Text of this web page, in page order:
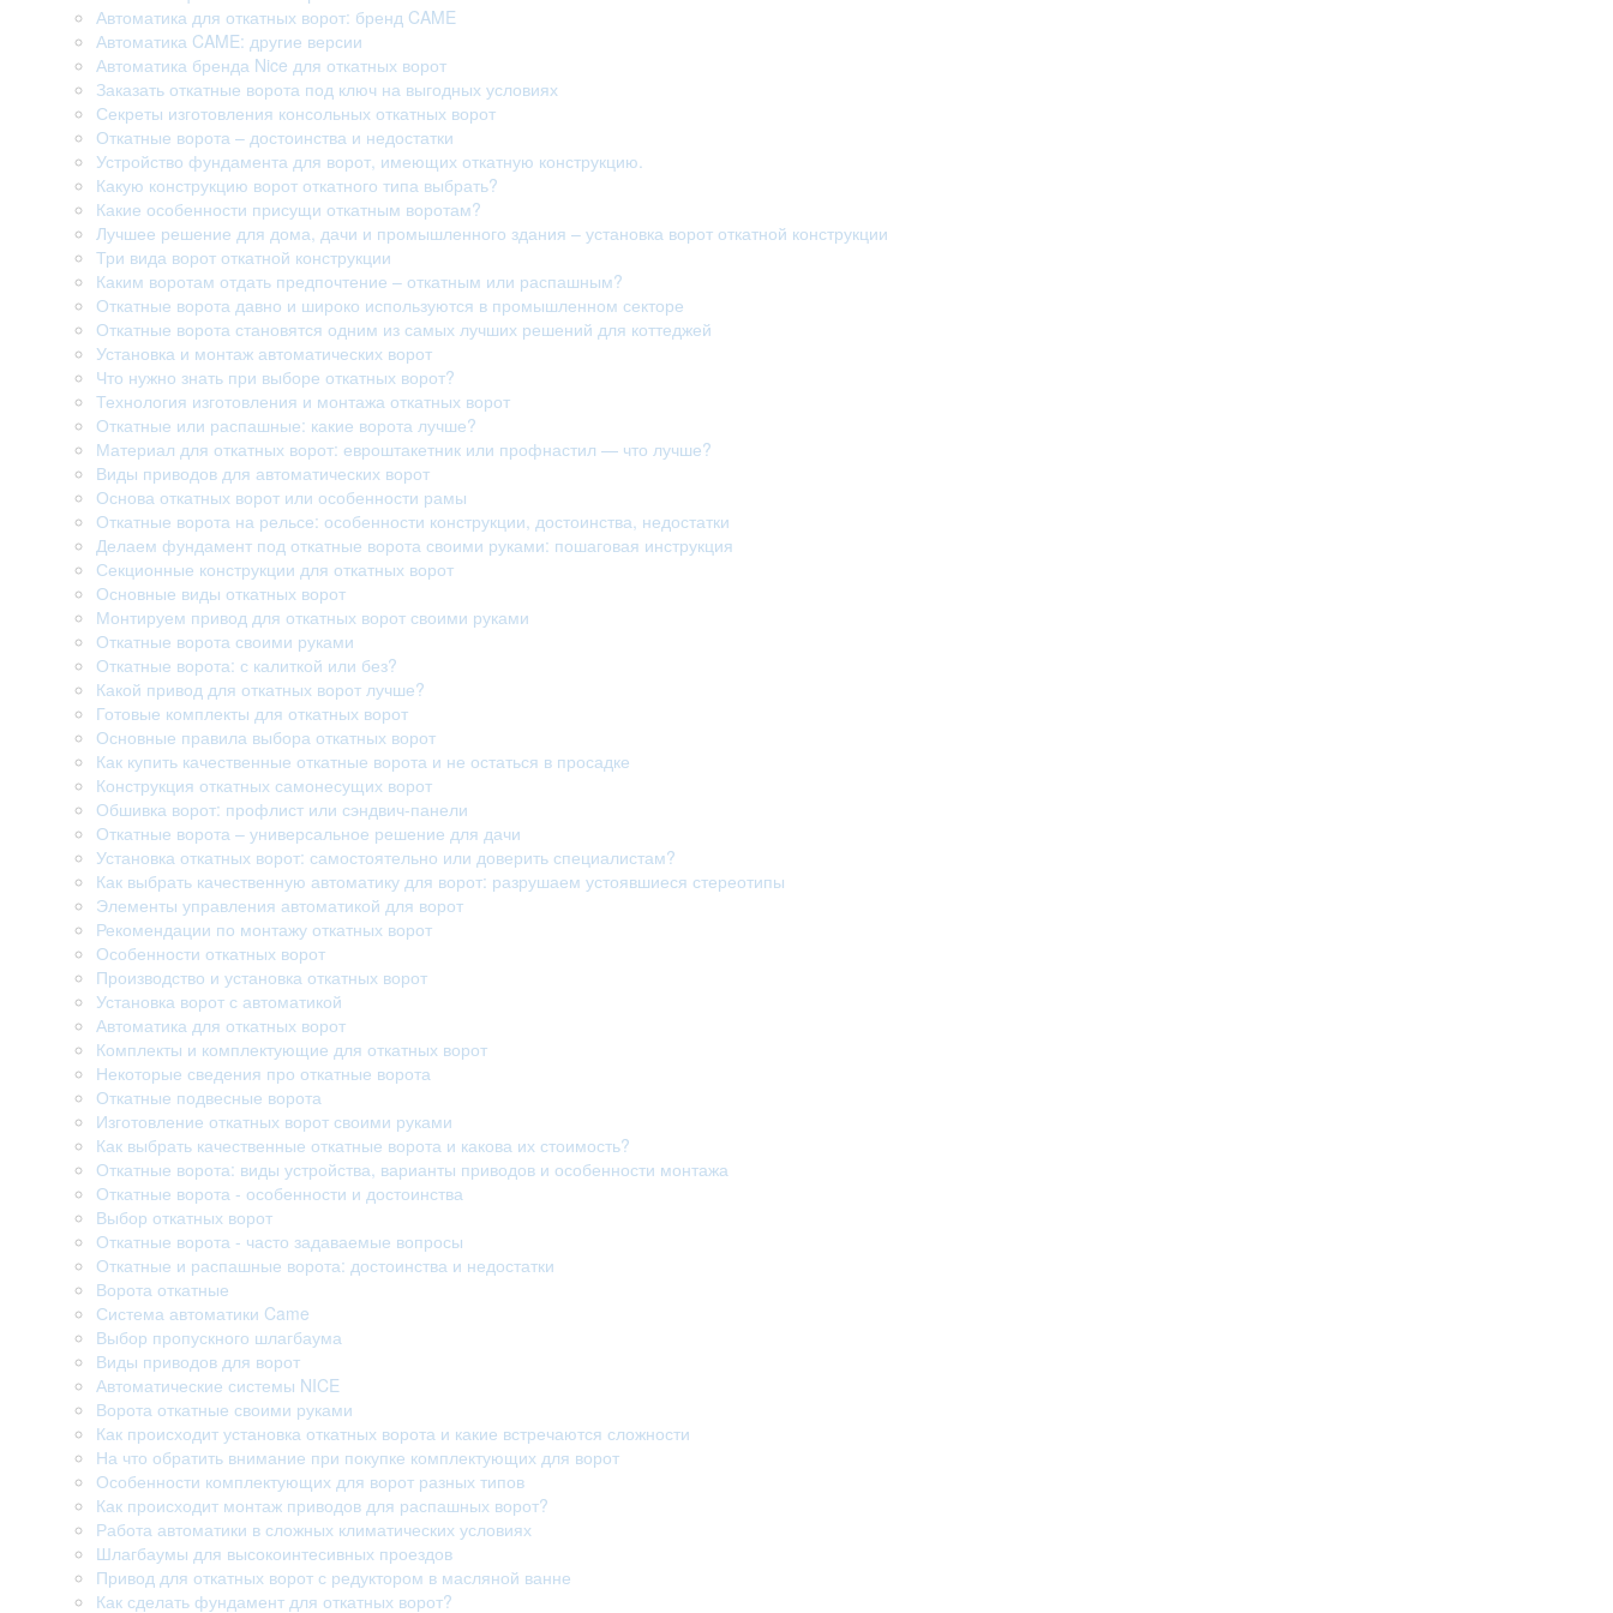
Автоматика для откатных ворот: бренд CAME
Автоматика CAME: другие версии
Автоматика бренда Nice для откатных ворот
Заказать откатные ворота под ключ на выгодных условиях
Секреты изготовления консольных откатных ворот
Откатные ворота – достоинства и недостатки
Устройство фундамента для ворот, имеющих откатную конструкцию.
Какую конструкцию ворот откатного типа выбрать?
Какие особенности присущи откатным воротам?
Лучшее решение для дома, дачи и промышленного здания – установка ворот откатной конструкции
Три вида ворот откатной конструкции
Каким воротам отдать предпочтение – откатным или распашным?
Откатные ворота давно и широко используются в промышленном секторе
Откатные ворота становятся одним из самых лучших решений для коттеджей
Установка и монтаж автоматических ворот
Что нужно знать при выборе откатных ворот?
Технология изготовления и монтажа откатных ворот
Откатные или распашные: какие ворота лучше?
Материал для откатных ворот: евроштакетник или профнастил — что лучше?
Виды приводов для автоматических ворот
Основа откатных ворот или особенности рамы
Откатные ворота на рельсе: особенности конструкции, достоинства, недостатки
Делаем фундамент под откатные ворота своими руками: пошаговая инструкция
Секционные конструкции для откатных ворот
Основные виды откатных ворот
Монтируем привод для откатных ворот своими руками
Откатные ворота своими руками
Откатные ворота: с калиткой или без?
Какой привод для откатных ворот лучше?
Готовые комплекты для откатных ворот
Основные правила выбора откатных ворот
Как купить качественные откатные ворота и не остаться в просадке
Конструкция откатных самонесущих ворот
Обшивка ворот: профлист или сэндвич-панели
Откатные ворота – универсальное решение для дачи
Установка откатных ворот: самостоятельно или доверить специалистам?
Как выбрать качественную автоматику для ворот: разрушаем устоявшиеся стереотипы
Элементы управления автоматикой для ворот
Рекомендации по монтажу откатных ворот
Особенности откатных ворот
Производство и установка откатных ворот
Установка ворот с автоматикой
Автоматика для откатных ворот
Комплекты и комплектующие для откатных ворот
Некоторые сведения про откатные ворота
Откатные подвесные ворота
Изготовление откатных ворот своими руками
Как выбрать качественные откатные ворота и какова их стоимость?
Откатные ворота: виды устройства, варианты приводов и особенности монтажа
Откатные ворота - особенности и достоинства
Выбор откатных ворот
Откатные ворота - часто задаваемые вопросы
Откатные и распашные ворота: достоинства и недостатки
Ворота откатные
Система автоматики Came
Выбор пропускного шлагбаума
Виды приводов для ворот
Автоматические системы NICE
Ворота откатные своими руками
Как происходит установка откатных ворота и какие встречаются сложности
На что обратить внимание при покупке комплектующих для ворот
Особенности комплектующих для ворот разных типов
Как происходит монтаж приводов для распашных ворот?
Работа автоматики в сложных климатических условиях
Шлагбаумы для высокоинтесивных проездов
Привод для откатных ворот с редуктором в масляной ванне
Как сделать фундамент для откатных ворот?